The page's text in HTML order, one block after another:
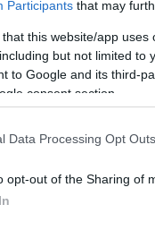
Participants that may
that this website/app
but not limited to
to Google and its third-
consent section.
Data Processing Opt Outs
opt-out of the Sharing of
-έξοδος)
είσοδος)